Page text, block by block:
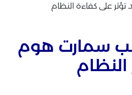
تؤثر على كفاءة النظام
سمارت هوم
النظام